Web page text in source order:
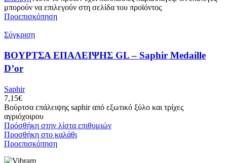
μπορούν να επιλεγούν στη σελίδα του προϊόντος
Προεπισκόπηση
Σύγκριση
ΒΟΥΡΤΣΑ ΕΠΑΛΕΙΨΗΣ GL – Saphir Medaille
D’or
Saphir
7,15€
Βούρτσα επάλειψης saphir από εξωτικό ξύλο και τρίχες
αγριόχοιρου
Πρόσθήκη στην λίστα επιθυμιών
Προσθήκη στο καλάθι
Προεπισκόπηση